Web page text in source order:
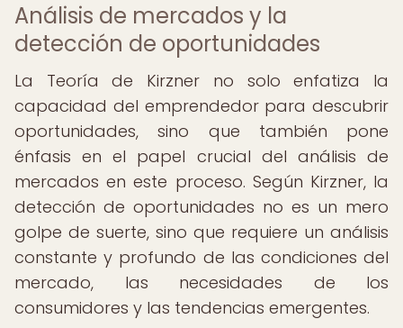
Análisis de mercados y la
detección de oportunidades
La Teoría de Kirzner no solo enfatiza la
capacidad del emprendedor para descubrir
oportunidades, sino que también pone
énfasis en el papel crucial del análisis de
mercados en este proceso. Según Kirzner, la
detección de oportunidades no es un mero
golpe de suerte, sino que requiere un análisis
constante y profundo de las condiciones del
mercado, las necesidades de los
consumidores y las tendencias emergentes.